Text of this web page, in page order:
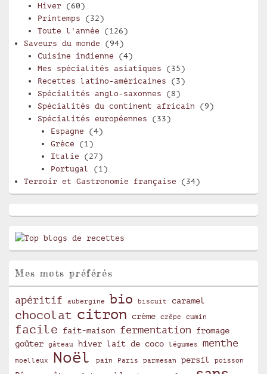
Hiver(60)
Printemps (32)
Toute l'année (126)
Saveurs du monde (94)
Cuisine indienne (4)
Mes spécialités asiatiques (35)
Recettes latino-américaines (3)
Spécialités anglo-saxonnes (8)
Spécialités du continent africain (9)
Spécialités européennes (33)
Espagne (4)
Grèce (1)
Italie (27)
Portugal
(1)
Terroir et Gastronomie française (34)
Mes mots préférés
apéritif aubergine bio biscuit caramel
chocolat citron crème crêpe cumin
facile fait-maison fermentation
fromage
goûter
gâteau hiver lait de coco légumes menthe
moelleux Noël pain Paris parmesan persil poisson